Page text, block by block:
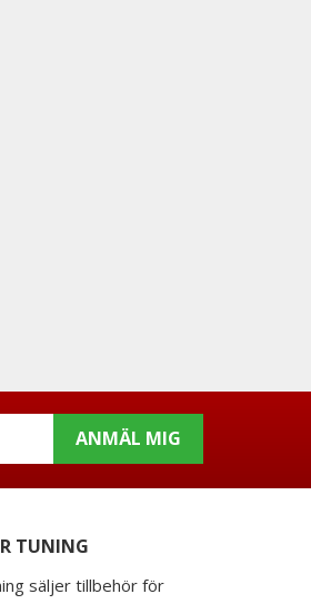
ANMÄL MIG
TUNING
säljer tillbehör för